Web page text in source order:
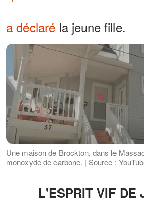
a déclaré la jeune fille.
Une maison de Brockton, dans le
monoxyde de carbone. | Source :
L'ESPRIT VIF DE